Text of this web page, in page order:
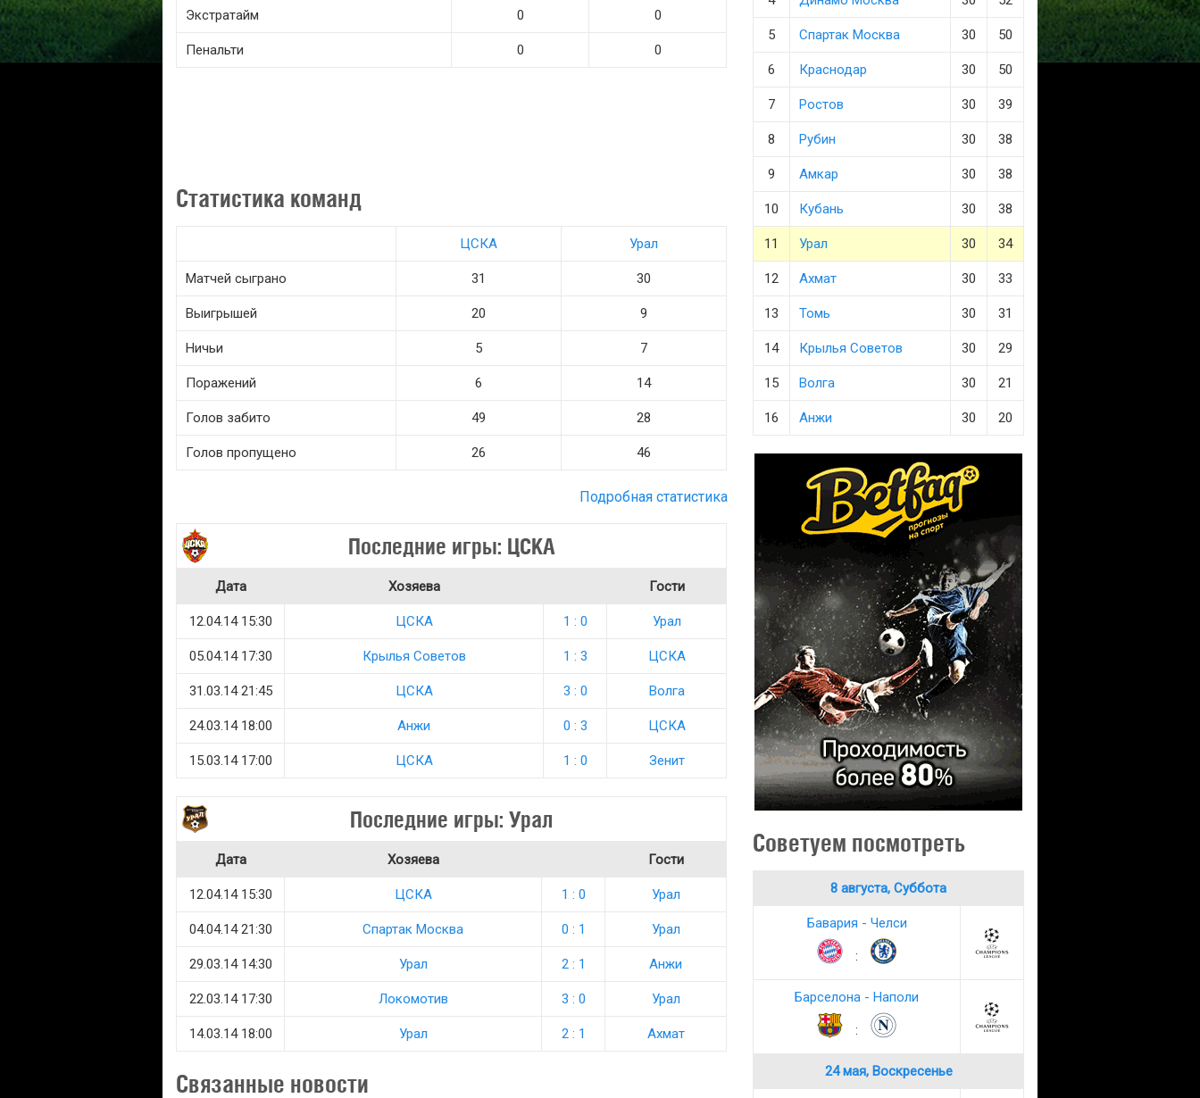
Экстратайм 0 0
Пенальти 0 0
Статистика команд
ЦСКА Урал
Матчей сыграно 31 30
Выигрышей 20 9
Ничьи 5 7
Поражений 6 14
Голов забито 49 28
Голов пропущено 26 46
Подробная статистика
Последние игры: ЦСКА
Дата Хозяева Гости
12.04.14 15:30 ЦСКА 1 : 0 Урал
05.04.14 17:30 Крылья Советов 1 : 3 ЦСКА
31.03.14 21:45 ЦСКА 3 : 0 Волга
24.03.14 18:00 Анжи 0 : 3 ЦСКА
15.03.14 17:00 ЦСКА 1 : 0 Зенит
Последние игры: Урал
Дата Хозяева Гости
12.04.14 15:30 ЦСКА 1 : 0 Урал
04.04.14 21:30 Спартак Москва 0 : 1 Урал
29.03.14 14:30 Урал 2 : 1 Анжи
22.03.14 17:30 Локомотив 3 : 0 Урал
14.03.14 18:00 Урал 2 : 1 Ахмат
Связанные новости
5 Спартак Москва 30 50
6 Краснодар 30 50
7 Ростов 30 39
8 Рубин 30 38
9 Амкар 30 38
10 Кубань 30 38
11 Урал 30 34
12 Ахмат 30 33
13 Томь 30 31
14 Крылья Советов 30 29
15 Волга 30 21
16 Анжи 30 20
Советуем посмотреть
8 августа, Суббота
Бавария - Челси
:
Барселона - Наполи
:
24 мая, Воскресенье